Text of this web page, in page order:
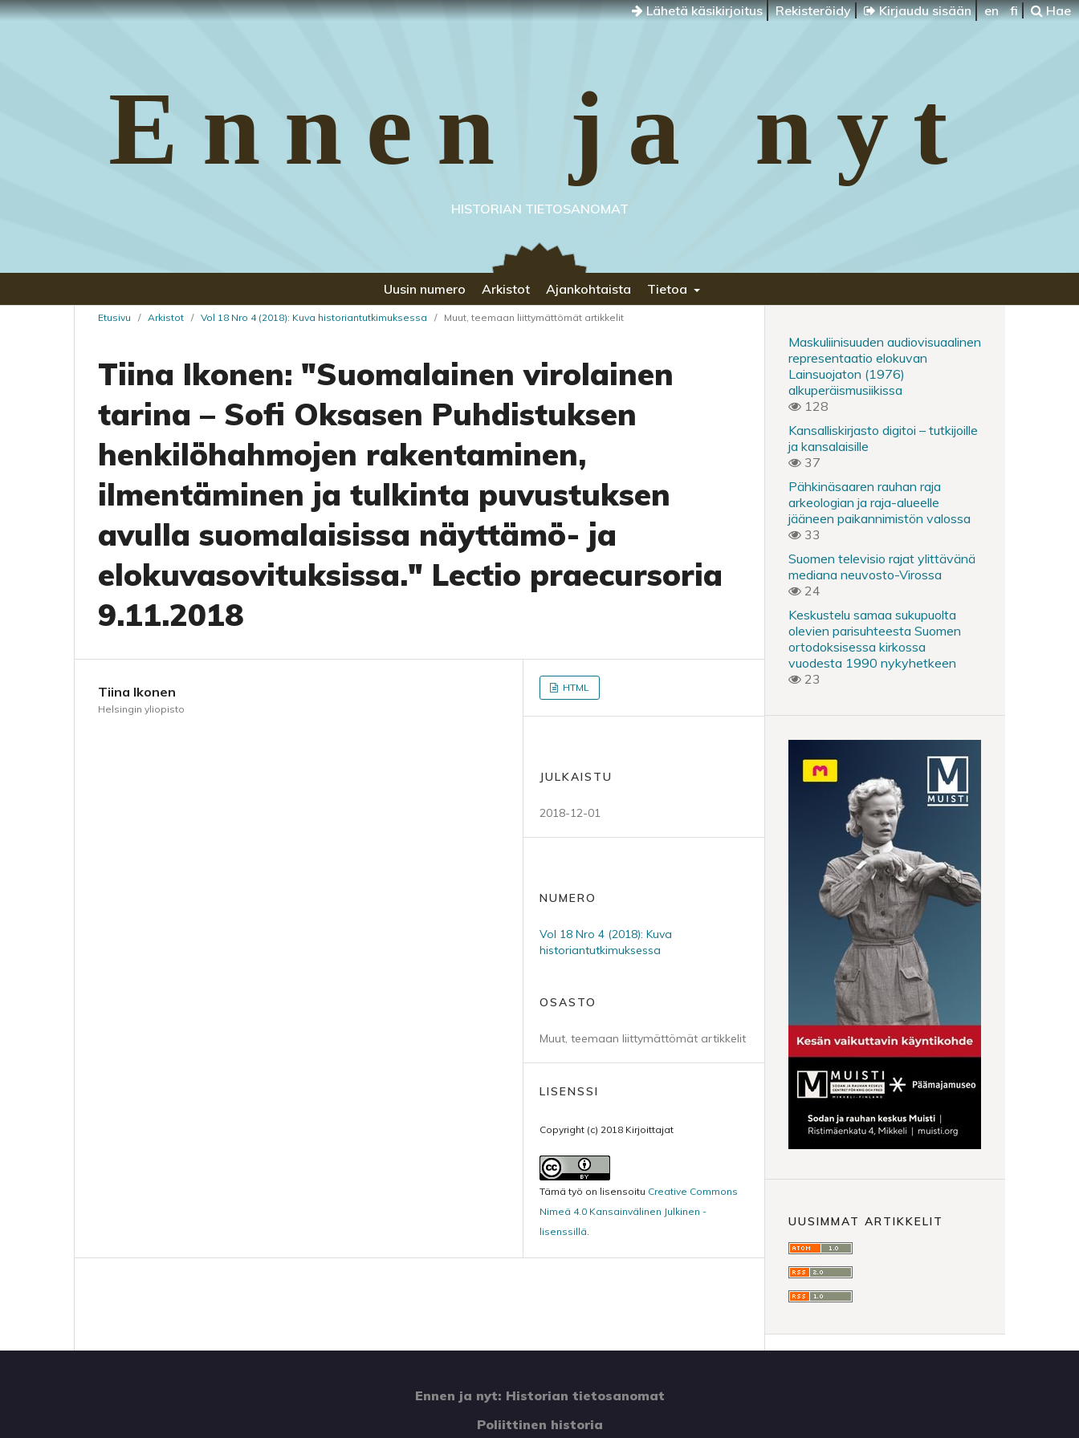
Lähetä käsikirjoitus Rekisteröidy Kirjaudu sisään en fi Hae
Ennen ja nyt
HISTORIAN TIETOSANOMAT
Uusin numero Arkistot Ajankohtaista Tietoa
Etusivu / Arkistot / Vol 18 Nro 4 (2018): Kuva historiantutkimuksessa / Muut, teemaan liittymättömät artikkelit
Tiina Ikonen: "Suomalainen virolainen
tarina – Sofi Oksasen Puhdistuksen
henkilöhahmojen rakentaminen,
ilmentäminen ja tulkinta puvustuksen
avulla suomalaisissa näyttämö- ja
elokuvasovituksissa." Lectio praecursoria
9.11.2018
Tiina Ikonen
Helsingin yliopisto
HTML
JULKAISTU
2018-12-01
NUMERO
Vol 18 Nro 4 (2018): Kuva
historiantutkimuksessa
OSASTO
Muut, teemaan liittymättömät artikkelit
LISENSSI
Copyright (c) 2018 Kirjoittajat
Tämä työ on lisensoitu Creative Commons
Nimeä 4.0 Kansainvälinen Julkinen -
lisenssillä.
Maskuliinisuuden audiovisuaalinen
representaatio elokuvan
Lainsuojaton (1976)
alkuperäismusiikissa
128
Kansalliskirjasto digitoi – tutkijoille
ja kansalaisille
37
Pähkinäsaaren rauhan raja
arkeologian ja raja-alueelle
jääneen paikannimistön valossa
33
Suomen televisio rajat ylittävänä
mediana neuvosto-Virossa
24
Keskustelu samaa sukupuolta
olevien parisuhteesta Suomen
ortodoksisessa kirkossa
vuodesta 1990 nykyhetkeen
23
UUSIMMAT ARTIKKELIT
Ennen ja nyt: Historian tietosanomat
Poliittinen historia